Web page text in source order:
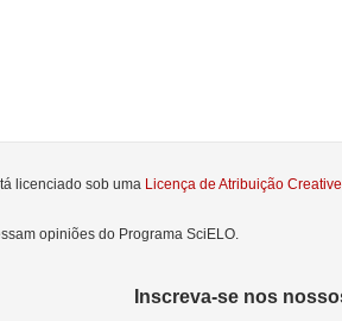
licenciado sob uma Licença de Atribuição
opiniões do Programa SciELO.
Inscreva-se nos